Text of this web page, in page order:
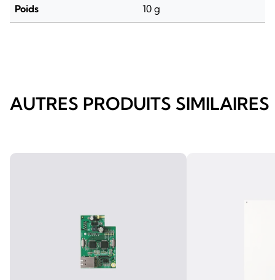
Poids 10 g
AUTRES PRODUITS SIMILAIRES